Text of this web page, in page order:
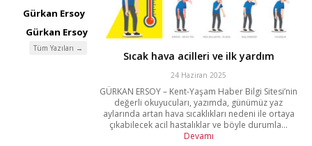
Gürkan Ersoy
Gürkan Ersoy
Tüm Yazıları →
Sıcak hava acilleri ve ilk yardım
24 Haziran 2025
GÜRKAN ERSOY – Kent-Yaşam Haber Bilgi Sitesi’nin
değerli okuyucuları, yazımda, günümüz yaz
aylarında artan hava sıcaklıkları nedeni ile ortaya
çıkabilecek acil hastalıklar ve böyle durumla...
Devamı